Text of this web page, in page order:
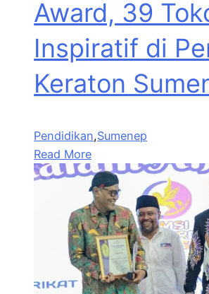
Award, 39
Inspiratif di
Keraton
Pendidikan,Sumenep
Read More